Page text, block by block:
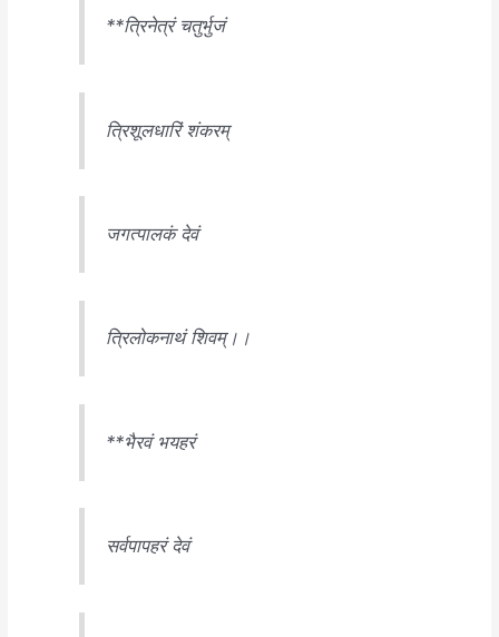
**त्रिनेत्रं चतुर्भुजं
त्रिशूलधारिं शंकरम्
जगत्पालकं देवं
त्रिलोकनाथं शिवम्।।
**भैरवं भयहरं
सर्वपापहरं देवं